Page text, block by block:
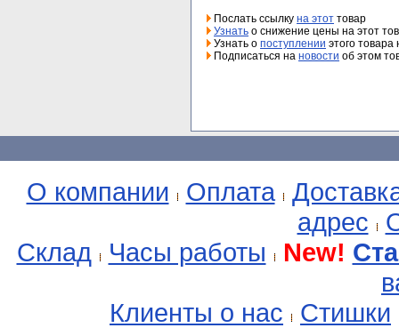
Послать ссылку на этот товар
Узнать о снижение цены на этот
Узнать о поступлении этого товара
Подписаться на новости об этом
О компании Оплата
адрес
Склад
Часы работы New!
Клиенты о нас
Стишки